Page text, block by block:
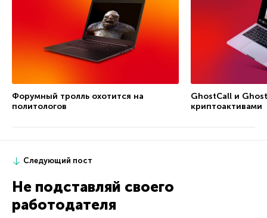
Форумный тролль охотится на
политологов
GhostCall и
криптоактивами
Следующий пост
Не подставляй своего
работодателя